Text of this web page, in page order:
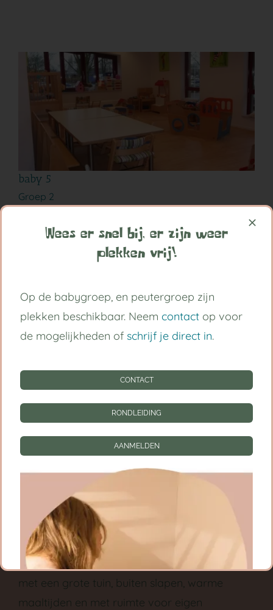
baby 5
Groep 2
Waarom Kinderdagverblijf Arthemis?
Kleinschalig, groen en vol aandacht in
Utrecht
centrum . Arthemis is een
kinderdagverblijf
met een grote tuin, buiten slapen, warme
maaltijden en met ruimte voor eigen
Wees er snel bij, er zijn weer
plekken vrij!
Op de babygroep, en peutergroep zijn
plekken beschikbaar. Neem contact op voor
de mogelijkheden of schrijf je direct in.
CONTACT
RONDLEIDING
AANMELDEN